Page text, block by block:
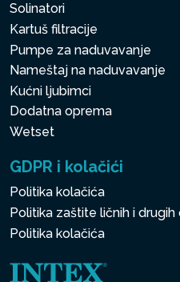
Solinatori
Kartuš filtracije
Pumpe za naduvavanje
Nameštaj na naduvavanje
Kućni ljubimci
Dodatna oprema
Wetset
GDPR i kolačići
Politika kolačića
Politika zaštite ličnih i
Politika kolačića